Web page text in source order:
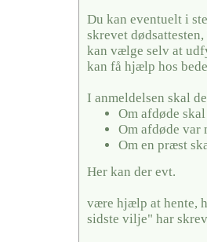
Du kan eventuelt i
skrevet
kan vælge selv at
kan få hjælp hos
I anmeldelsen skal
Om afdøde
Om afdøde var
Om en præst
Her kan der evt.
være hjælp at hente,
sidste vilje" har